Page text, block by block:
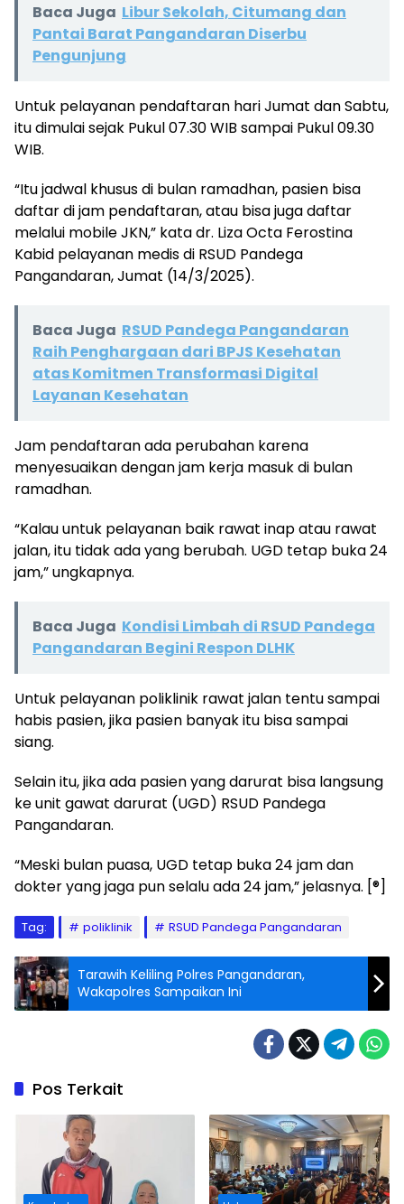
Baca Juga Libur Sekolah, Citumang dan
Pantai Barat Pangandaran Diserbu
Pengunjung
Untuk pelayanan pendaftaran hari Jumat dan Sabtu,
itu dimulai sejak Pukul 07.30 WIB sampai Pukul 09.30
WIB.
“Itu jadwal khusus di bulan ramadhan, pasien bisa
daftar di jam pendaftaran, atau bisa juga daftar
melalui mobile JKN,” kata dr. Liza Octa Ferostina
Kabid pelayanan medis di RSUD Pandega
Pangandaran, Jumat (14/3/2025).
Baca Juga RSUD Pandega Pangandaran
Raih Penghargaan dari BPJS Kesehatan
atas Komitmen Transformasi Digital
Layanan Kesehatan
Jam pendaftaran ada perubahan karena
menyesuaikan dengan jam kerja masuk di bulan
ramadhan.
“Kalau untuk pelayanan baik rawat inap atau rawat
jalan, itu tidak ada yang berubah. UGD tetap buka 24
jam,” ungkapnya.
Baca Juga Kondisi Limbah di RSUD Pandega
Pangandaran Begini Respon DLHK
Untuk pelayanan poliklinik rawat jalan tentu sampai
habis pasien, jika pasien banyak itu bisa sampai
siang.
Selain itu, jika ada pasien yang darurat bisa langsung
ke unit gawat darurat (UGD) RSUD Pandega
Pangandaran.
“Meski bulan puasa, UGD tetap buka 24 jam dan
dokter yang jaga pun selalu ada 24 jam,” jelasnya. [®]
Tag: poliklinik RSUD Pandega Pangandaran
Tarawih Keliling Polres Pangandaran,
Wakapolres Sampaikan Ini
Pos Terkait